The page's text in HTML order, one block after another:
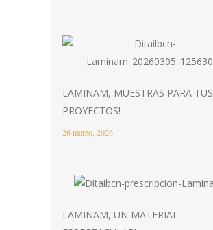
LAMINAM, MUESTRAS PARA TUS
PROYECTOS!
26 marzo, 2026
LAMINAM, UN MATERIAL